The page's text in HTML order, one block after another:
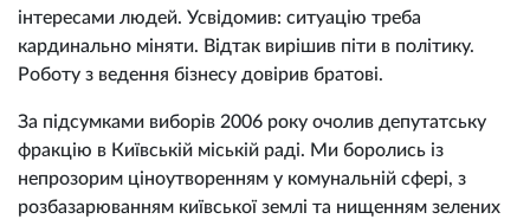
інтересами людей. Усвідомив: ситуацію треба
кардинально міняти. Відтак вирішив піти в політику.
Роботу з ведення бізнесу довірив братові.
За підсумками виборів 2006 року очолив депутатську
фракцію в Київській міській раді. Ми боролись із
непрозорим ціноутворенням у комунальній сфері, з
розбазарюванням київської землі та нищенням зелених